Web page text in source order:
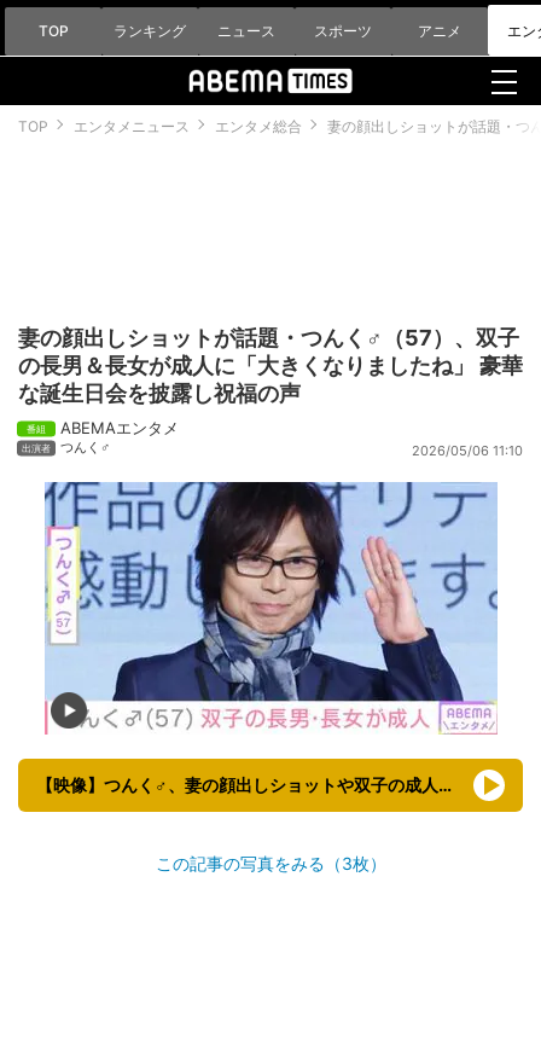
TOP ランキング ニュース スポーツ アニメ エン
TOP エンタメニュース エンタメ総合 妻の顔出しショットが話題・つ
妻の顔出しショットが話題・つんく♂（57）、双子
の長男＆長女が成人に「大きくなりましたね」 豪華
な誕生日会を披露し祝福の声
ABEMAエンタメ
つんく♂ 2026/05/06 11:10
【映像】つんく♂、妻の顔出しショットや双子の成人を祝う豪華な誕生日会
この記事の写真をみる（3枚）